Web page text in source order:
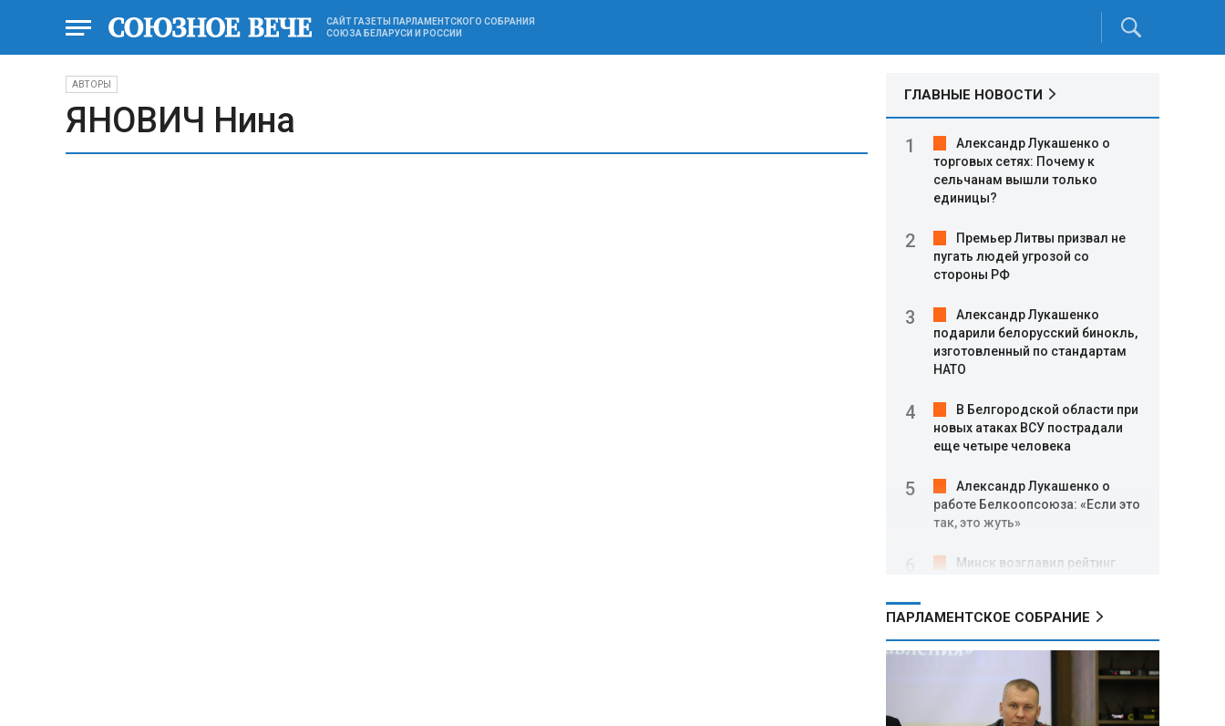
САЙТ ГАЗЕТЫ ПАРЛАМЕНТСКОГО СОБРАНИЯ
СОЮЗА БЕЛАРУСИ И РОССИИ
АВТОРЫ
ЯНОВИЧ Нина
ГЛАВНЫЕ НОВОСТИ
Александр Лукашенко о
торговых сетях: Почему к
сельчанам вышли только
единицы?
Премьер Литвы призвал не
пугать людей угрозой со
стороны РФ
Александр Лукашенко
подарили белорусский бинокль,
изготовленный по стандартам
НАТО
В Белгородской области при
новых атаках ВСУ пострадали
еще четыре человека
Александр Лукашенко о
работе Белкоопсоюза: «Если это
так, это жуть»
Минск возглавил рейтинг
Минобороны РФ: при
освобождении Анискино ВСУ
понесли большие потери, часть
военных сдалась в плен
ПАРЛАМЕНТСКОЕ СОБРАНИЕ